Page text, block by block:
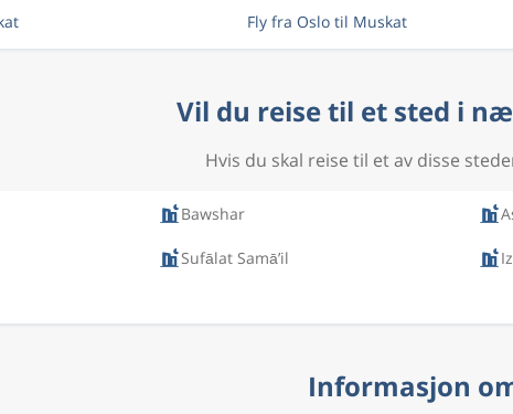
Fly fra Oslo til Muskat
Vil du reise til et sted i
Hvis du skal reise til et av disse
Bawshar
Sufālat Samā’il
Informasjon